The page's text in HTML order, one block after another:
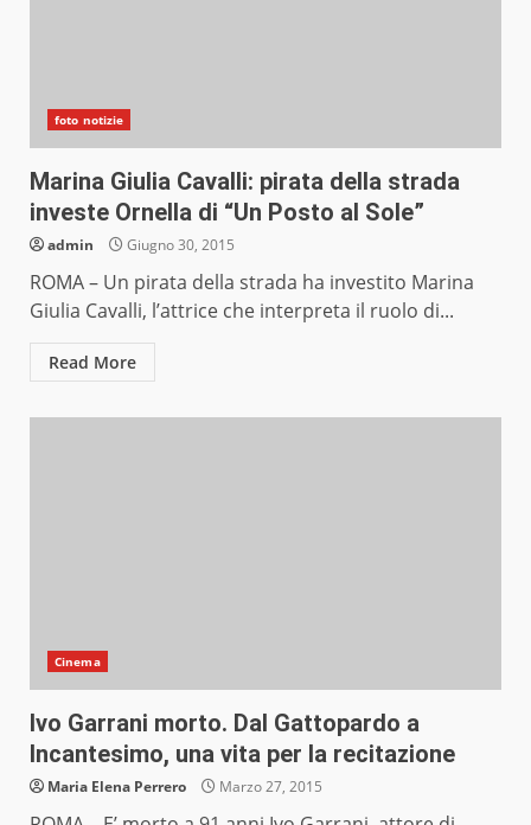
foto notizie
Marina Giulia Cavalli: pirata della strada
investe Ornella di “Un Posto al Sole”
admin Giugno 30, 2015
ROMA – Un pirata della strada ha investito Marina
Giulia Cavalli, l’attrice che interpreta il ruolo di...
Read More
Cinema
Ivo Garrani morto. Dal Gattopardo a
Incantesimo, una vita per la recitazione
Maria Elena Perrero Marzo 27, 2015